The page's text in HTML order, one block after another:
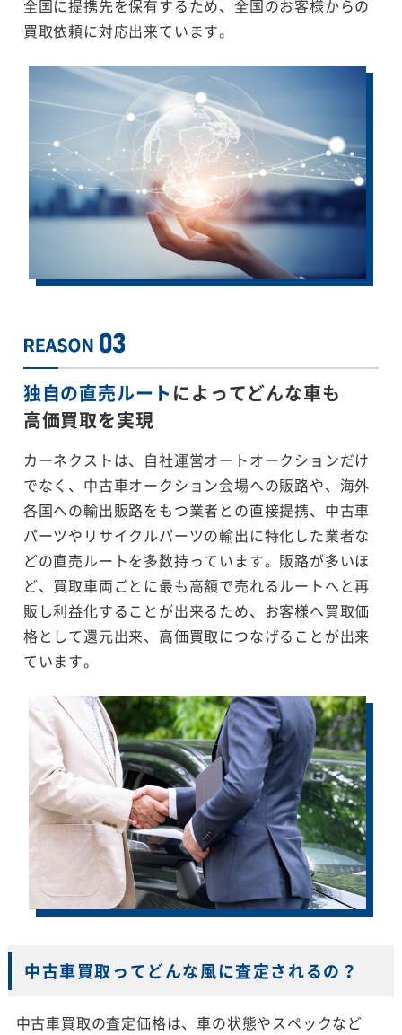
全国に提携先を保有するため、全国のお客様からの
買取依頼に対応出来ています。
独自の直売ルートによってどんな車も
高価買取を実現
カーネクストは、自社運営オートオークションだけ
でなく、中古車オークション会場への販路や、海外
各国への輸出販路をもつ業者との直接提携、中古車
パーツやリサイクルパーツの輸出に特化した業者な
どの直売ルートを多数持っています。販路が多いほ
ど、買取車両ごとに最も高額で売れるルートへと再
販し利益化することが出来るため、お客様へ買取価
格として還元出来、高価買取につなげることが出来
ています。
中古車買取ってどんな風に査定されるの？
中古車買取の査定価格は、車の状態やスペックなど